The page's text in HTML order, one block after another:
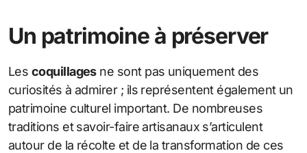
Un patrimoine à préserver
Les coquillagesne sont pas uniquement des
curiosités à admirer ; ils représentent également un
patrimoine culturel important. De nombreuses
traditions et savoir-faire artisanaux s’articulent
autour de la récolte et de la transformation de ces